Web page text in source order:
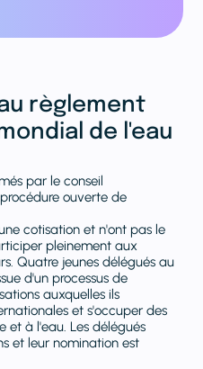
règlement
de l'eau
par le conseil
ouverte de
cotisation et n'ont pas le
pleinement aux
Quatre jeunes délégués au
d'un processus de
auxquelles ils
et s'occuper des
et à l'eau. Les délégués
et leur nomination est